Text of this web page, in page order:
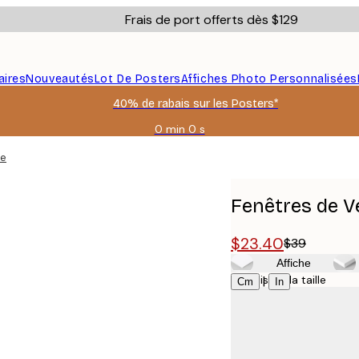
Frais de port offerts dès $129
NouveautésLot De PostersAffiches Photo Personnalisées
40% de rabais sur les Posters*
0 min 0 s
Valable
Fenêtres de
$23.40$39
Affiche
Cm | In
Choisissez la taille